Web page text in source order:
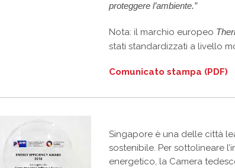
proteggere l’ambiente.”
Nota: il marchio europeo
stati standardizzati a livello
Comunicato stampa (PDF)
Singapore è una delle città
sostenibile. Per sottolineare
energetico, la Camera